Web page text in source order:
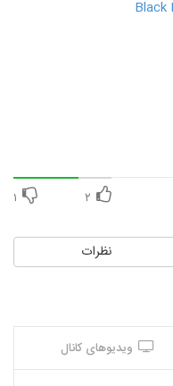
۲ ۱
نظرات
ویدیوهای کانال